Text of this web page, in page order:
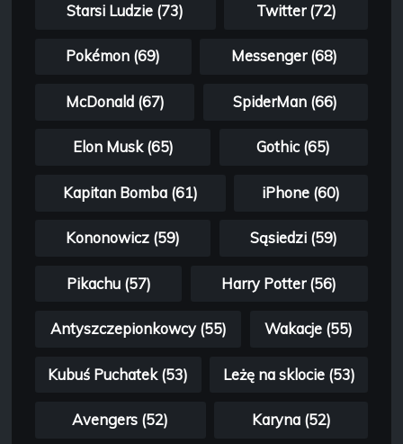
Starsi Ludzie (73) Twitter (72)
Pokémon (69) Messenger (68)
McDonald (67) SpiderMan (66)
Elon Musk (65) Gothic (65)
Kapitan Bomba (61) iPhone (60)
Kononowicz (59) Sąsiedzi (59)
Pikachu (57) Harry Potter (56)
Antyszczepionkowcy (55) Wakacje (55)
Kubuś Puchatek (53) Leżę na sklocie (53)
Avengers (52) Karyna (52)